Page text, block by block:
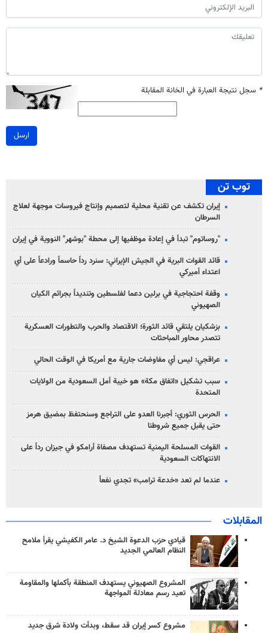
* سجل نتيجة العبارة في الخانة المقابلة
ارسل
توب تن
إيران تكشف عن تقنية محلية لتصميم وإنتاج فيروسات موجهة لعلاج
السرطان
"روساتوم" تبدأ في إعادة موظفيها إلى محطة "بوشهر" النووية في إيران
قائد القوات البرية في الجيش الإيراني: سنرد رداً حاسماً ورادعاً على أي
اعتداء أميركي
وقفة احتجاجية في برلين دعما لفلسطين وتنديداً بجرائم الكيان
الصهیوني
بزشكيان يلتقي قائد الثورة؛ الاقتصاد والحرب والتطورات العسكرية
تتصدر محاور المباحثات
عراقجي: ليس أي مفاوضات جارية مع أمريكا في الوقت الحالي
سبب تشكيل «اتفاق مكة» هو خيبة أمل السعودية من الولايات
المتحدة
الحرس الثوري: أجبرنا العدو على التراجع وسنحتفظ بمضيق هرمز
حتى يقبل جميع شروطنا
القوات المسلحة اليمنية تستهدف مصفاة أرامكو في جيزان رداً على
الانتهاكات السعودية
عندما لم تعد «خدعة ترامب» تجدي نفعاً
المقابلات
قيادي حزب الدعوة الشيخ د. عامر الكفيشي يقرأ ملامح
النظام العالمي الجديد
المشروع الصهيوني يستهدف المنطقة بأكملها والمقاومة
تعيد رسم معادلة المواجهة
مشروع كسر إيران قد سقط، وبدأت ولادة شرق جديد